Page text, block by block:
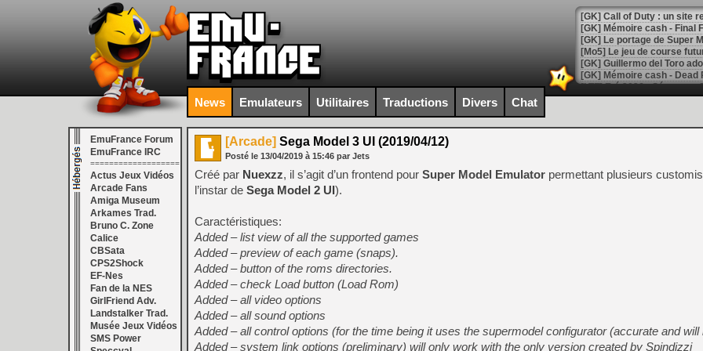
[GK] Le portage de Super
[Mo5] Le jeu de course
[GK] Guillermo del Toro
[LTF] Eté 2026 - Séquence
[GK] Mistfall Hunter :
[GK] Wo Long 2 évolue
[GK] Crossfire : un TPS à
[LS] [PS5] Premiers
[Mo5] DOOM arrive en
[GK] Bethesda fête les 30
[GK] Roblox : l'action en
[GK] Agenda - GeForce
[LS] [PS5] ps5-y2jb-
News Emulateurs Utilitaires Traductions Divers Chat
EmuFrance Forum
EmuFrance IRC
===================
Actus Jeux Vidéos
Arcade Fans
Amiga Museum
Arkames Trad.
Bruno C. Zone
Calice
CBSata
CPS2Shock
EF-Nes
Fan de la NES
GirlFriend Adv.
Landstalker Trad.
Musée Jeux Vidéos
SMS Power
[Arcade] Sega Model 3 UI (2019/04/12)
Posté le 13/04/2019 à 15:46 par Jets
Créé par Nuexzz, il s’agit d’un frontend pour Super Model Emulator permettant plusieurs
l’instar de Sega Model 2 UI).
Caractéristiques:
Added – list view of all the supported games
Added – preview of each game (snaps).
Added – button of the roms directories.
Added – check Load button (Load Rom)
Added – all video options
Added – all sound options
Added – all control options (for the time being it uses the supermodel configurator (accurate and will
Added – system link options (preliminary) will only work with the only version created by Spindizzi